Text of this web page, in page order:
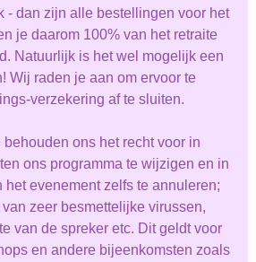
- dan zijn alle bestellingen voor het
je daarom 100% van het retraite
Natuurlijk is het wel mogelijk een
Wij raden je aan om ervoor te
verzekering af te sluiten.
behouden ons het recht voor in
ons programma te wijzigen en in
evenement zelfs te annuleren;
zeer besmettelijke virussen,
van de spreker etc. Dit geldt voor
en andere bijeenkomsten zoals